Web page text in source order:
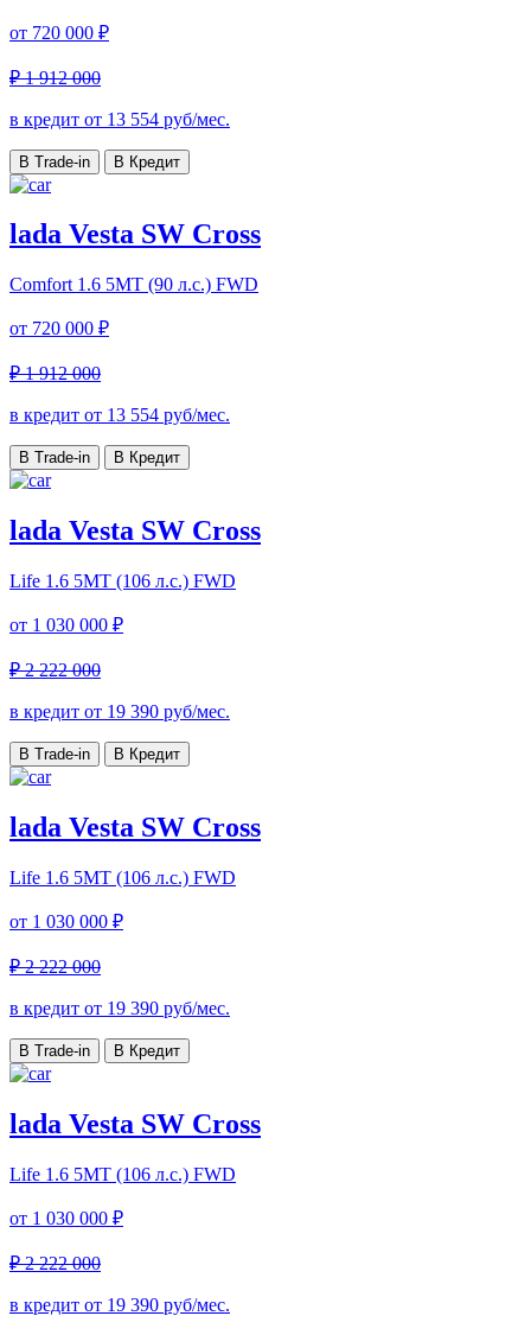
от 720 000 ₽
₽ 1 912 000
в кредит от 13 554 руб/мес.
В Trade-in В Кредит
lada Vesta SW Cross
Comfort 1.6 5MT (90 л.с.) FWD
от 720 000 ₽
₽ 1 912 000
в кредит от 13 554 руб/мес.
В Trade-in В Кредит
lada Vesta SW Cross
Life 1.6 5MT (106 л.с.) FWD
от 1 030 000 ₽
₽ 2 222 000
в кредит от 19 390 руб/мес.
В Trade-in В Кредит
lada Vesta SW Cross
Life 1.6 5MT (106 л.с.) FWD
от 1 030 000 ₽
₽ 2 222 000
в кредит от 19 390 руб/мес.
В Trade-in В Кредит
lada Vesta SW Cross
Life 1.6 5MT (106 л.с.) FWD
от 1 030 000 ₽
₽ 2 222 000
в кредит от 19 390 руб/мес.